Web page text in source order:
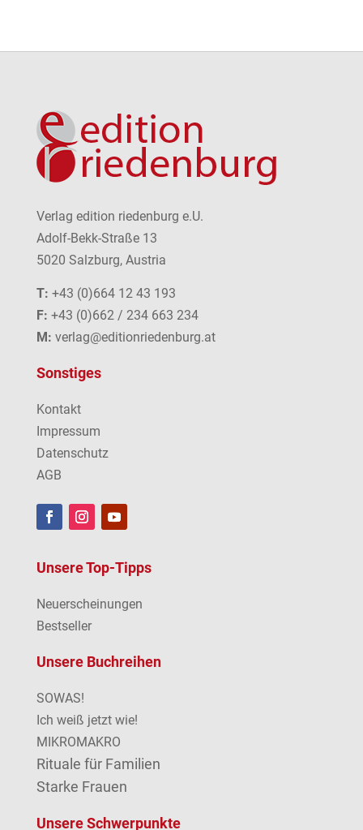
Verlag edition riedenburg e.U.
Adolf-Bekk-Straße 13
5020 Salzburg, Austria
T: +43 (0)664 12 43 193
F: +43 (0)662 / 234 663 234
M: verlag@editionriedenburg.at
Sonstiges
Kontakt
Impressum
Datenschutz
AGB
Unsere Top-Tipps
Neuerscheinungen
Bestseller
Unsere Buchreihen
SOWAS!
Ich weiß jetzt wie!
MIKROMAKRO
Rituale für Familien
Starke Frauen
Unsere Schwerpunkte